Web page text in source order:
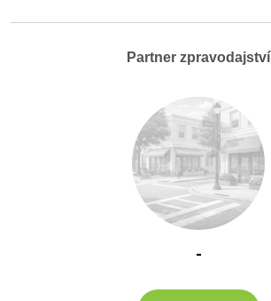
Partner zpravodajství
-